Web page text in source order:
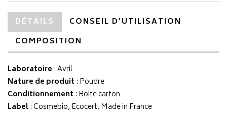
DÉTAILS
CONSEIL D’UTILISATION
COMPOSITION
Laboratoire :Avril
Nature de produit : Poudre
Conditionnement : Boite carton
Label: Cosmebio, Ecocert, Made in France